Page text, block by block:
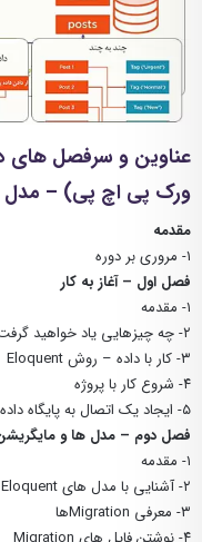
عناوین و سرفصل های
ورک پی اچ پی) – مدل
مقدمه
۱- مروری بر دوره
فصل اول – آغاز به کار
۱- مقدمه
۲- چه چیزهایی یاد خواهید گرفت
۳- کار با داده – روش Eloquent
۴- شروع کار با پروژه
۵- ایجاد یک اتصال به پایگاه داده
فصل دوم – مدل ها و
۱- مقدمه
۲- آشنایی با مدل های Eloquent
۳- معرفی Migrationها